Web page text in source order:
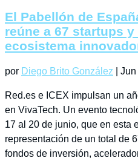
El Pabellón de
reúne a 67 startups
ecosistema
por Diego Brito González Jun
Red.es e ICEX impulsan un
en VivaTech. Un evento
17 al 20 de junio, que en esta
representación de un total de
fondos de inversión,